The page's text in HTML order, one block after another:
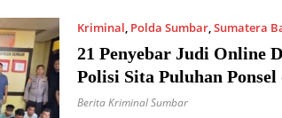
Kriminal, Polda Sumbar,Sumatera
21 Penyebar Judi Online
Polisi Sita Puluhan
Berita Kriminal Sumbar